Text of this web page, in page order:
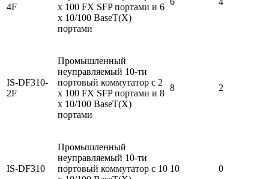
4F
х 100 FX SFP портами и 6
х 10/100 BaseT(X)
портами
IS-DF310-
2F
Промышленный
неуправляемый 10-ти
портовый коммутатор с 2
х 100 FX SFP портами и 8
х 10/100 BaseT(X)
портами
8 2
IS-DF310
Промышленный
неуправляемый 10-ти
портовый коммутатор с 10 10 0